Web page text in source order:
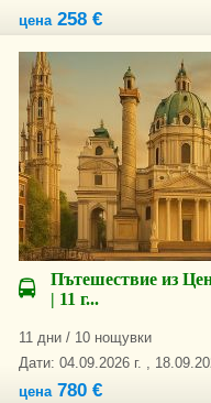
цена258 €
Пътешествие из
| 11 г...
11 дни / 10 нощувки
Дати: 04.09.2026 г. ,
цена780 €